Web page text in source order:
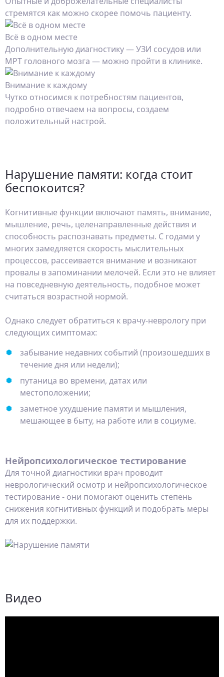
стремятся как можно скорее помочь пациенту.
Всё в одном месте
Дополнительную диагностику — УЗИ сосудов или
МРТ головного мозга — можно пройти в клинике.
Внимание к каждому
Чутко относимся к потребностям пациентов,
подробно отвечаем на вопросы, создаем
положительный настрой.
Нарушение памяти: когда стоит
беспокоится?
Когнитивные функции включают память, внимание,
мышление, речь, целенаправленные действия и
способность распознавать предметы. С годами у
многих замедляется скорость мыслительных
процессов, рассеивается внимание и возникают
провалы в запоминании мелочей. Если это не влияет
на повседневную деятельность, подобное может
считаться возрастной нормой.
Однако следует обратиться к врачу‑неврологу при
следующих симптомах:
забывание недавних событий (произошедших в
течение дня или недели);
путаница во времени, датах или
местоположении;
заметное ухудшение памяти и мышления,
мешающее в быту, на работе или в социуме.
Нейропсихологическое тестирование
Для точной диагностики врач проводит
неврологический осмотр и нейропсихологическое
тестирование - они помогают оценить степень
снижения когнитивных функций и подобрать меры
для их поддержки.
Видео